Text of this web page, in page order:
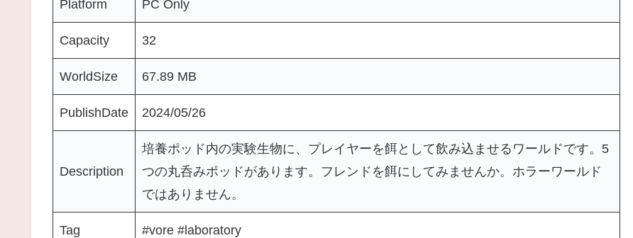
Platform PC Only
Capacity 32
WorldSize 67.89 MB
PublishDate 2024/05/26
Description
培養ポッド内の実験生物に、プレイヤーを餌として飲み込ませるワールドです。5
つの丸呑みポッドがあります。フレンドを餌にしてみませんか。ホラーワールド
ではありません。
Tag #vore #laboratory